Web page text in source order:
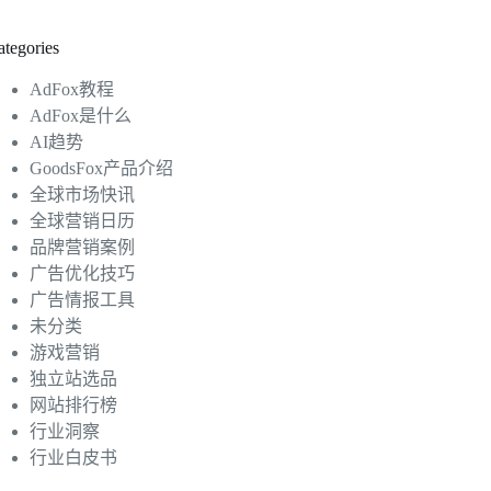
AdFox教程
AdFox是什么
AI趋势
GoodsFox产品介绍
全球市场快讯
全球营销日历
品牌营销案例
广告优化技巧
广告情报工具
未分类
游戏营销
独立站选品
网站排行榜
行业洞察
行业白皮书